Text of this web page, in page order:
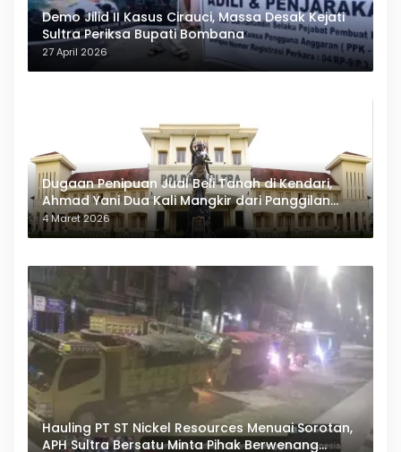
Demo Jilid II Kasus Cirauci, Massa Desak Kejati
Sultra Periksa Bupati Bombana
27 April 2026
Dugaan Penipuan Jual Beli Tanah di Kendari,
Ahmad Yani Dua Kali Mangkir dari Panggilan
Polda Sultra
4 Maret 2026
Hauling PT ST Nickel Resources Menuai Sorotan,
APH Sultra Bersatu Minta Pihak Berwenang